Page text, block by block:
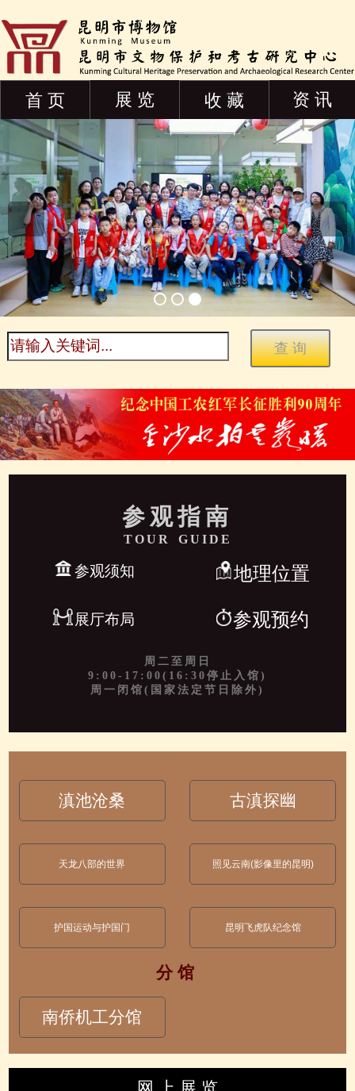
首 页 展 览 收 藏 资 讯
参观指南
TOUR GUIDE
参观须知 地理位置
展厅布局 参观预约
周二至周日
9:00-17:00(16:30停止入馆)
周一闭馆(国家法定节日除外)
滇池沧桑 古滇探幽
天龙八部的世界 照见云南(影像里的昆明)
护国运动与护国门 昆明飞虎队纪念馆
分 馆
南侨机工分馆
网 上 展 览